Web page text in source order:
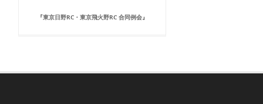
『東京日野RC・東京飛火野RC 合同例会』